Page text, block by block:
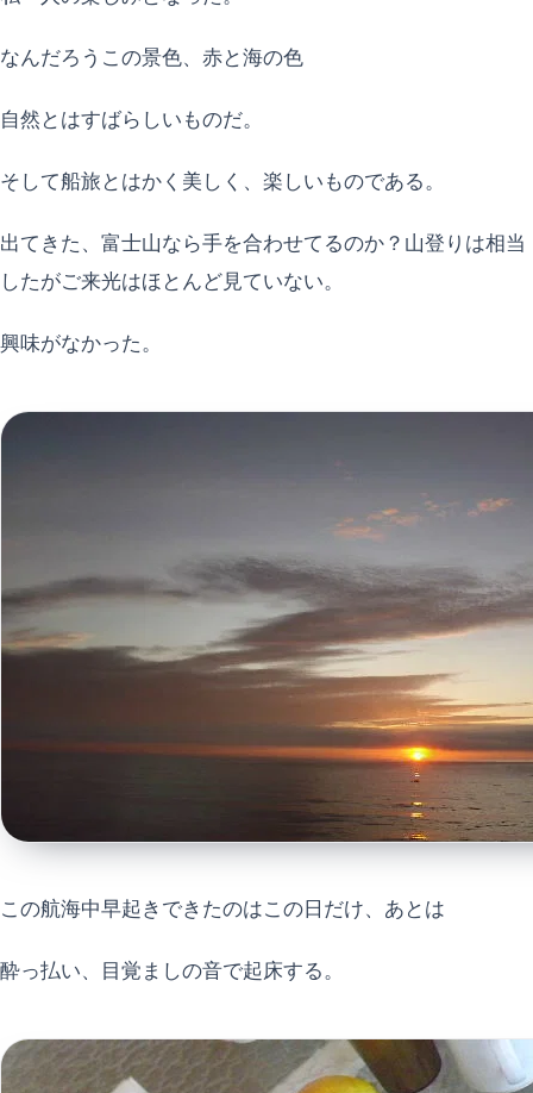
なんだろうこの景色、赤と海の色
自然とはすばらしいものだ。
そして船旅とはかく美しく、楽しいものである。
出てきた、富士山なら手を合わせてるのか？山登りは相当
したがご来光はほとんど見ていない。
興味がなかった。
この航海中早起きできたのはこの日だけ、あとは
酔っ払い、目覚ましの音で起床する。